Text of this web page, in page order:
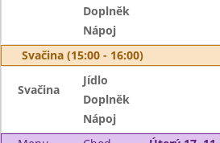
Doplněk
Nápoj
Svačina (15:00 - 16:00)
Svačina
Jídlo
Doplněk
Nápoj